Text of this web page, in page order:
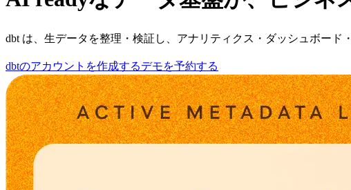
dbt は、生データを整理・検証し、アナリティクス・ダッシュボー
dbtのアカウントを作成するデモを予約する